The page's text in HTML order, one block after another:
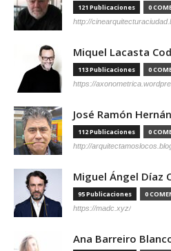
121 Publicaciones 0
http://
Miquel Lacasta
113 Publicaciones 0
https://
José Ramón
112 Publicaciones 0
http://
Miguel Ángel Díaz
95 Publicaciones 0
https://madc.xyz/
Ana Barreiro